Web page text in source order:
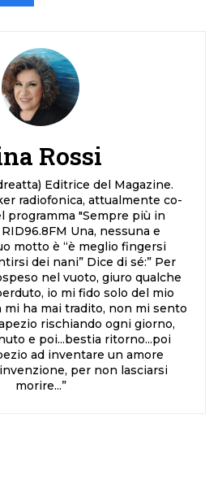
Rossi
Editrice del Magazine.
radiofonica, attualmente co-
programma "Sempre più in
Una, nessuna e
motto è “è meglio fingersi
dei nani” Dice di sé:” Per
nel vuoto, giuro qualche
io mi fido solo del mio
ha mai tradito, non mi sento
rischiando ogni giorno,
e poi...bestia ritorno...poi
ad inventare un amore
per non lasciarsi
morire...”